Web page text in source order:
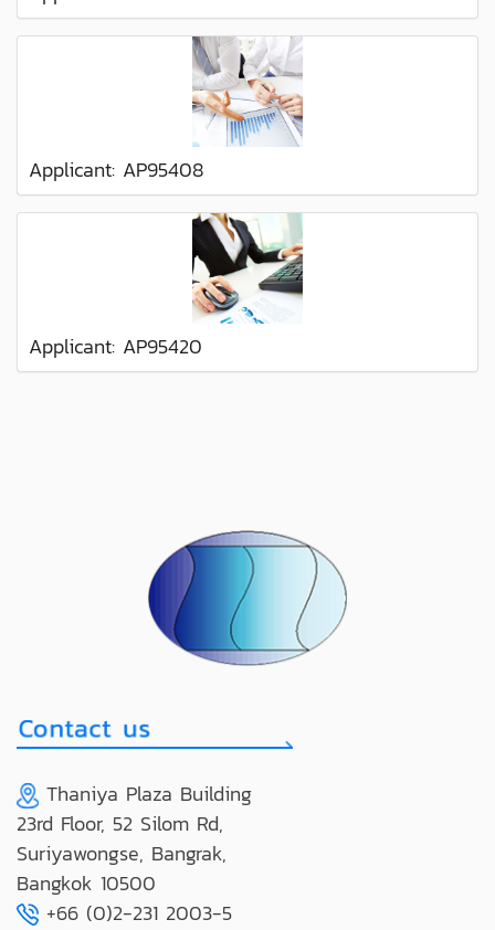
Applicant: AP95408
Applicant: AP95420
Thaniya Plaza Building
23rd Floor, 52 Silom Rd,
Suriyawongse, Bangrak,
Bangkok 10500
+66 (0)2-231 2003-5